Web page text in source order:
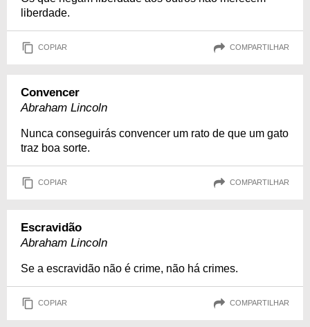
liberdade.
COPIAR COMPARTILHAR
Convencer
Abraham Lincoln
Nunca conseguirás convencer um rato de que um gato
traz boa sorte.
COPIAR COMPARTILHAR
Escravidão
Abraham Lincoln
Se a escravidão não é crime, não há crimes.
COPIAR COMPARTILHAR